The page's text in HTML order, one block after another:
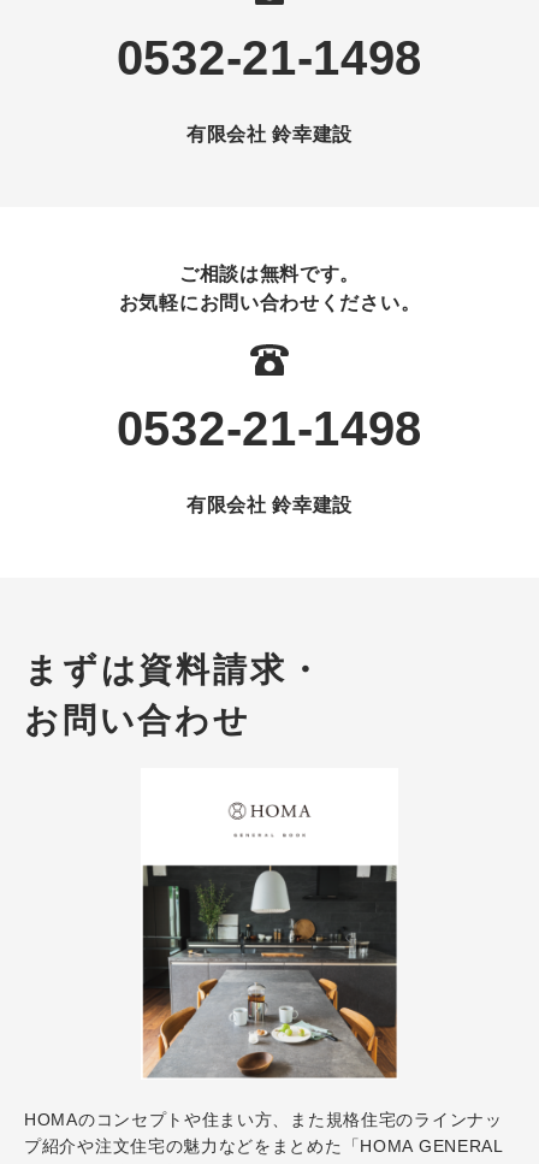
0532-21-1498
有限会社 鈴幸建設
ご相談は無料です。
お気軽にお問い合わせください。
0532-21-1498
有限会社 鈴幸建設
まずは資料請求・
お問い合わせ
HOMAのコンセプトや住まい方、また規格住宅のラインナッ
プ紹介や注文住宅の魅力などをまとめた「HOMA GENERAL